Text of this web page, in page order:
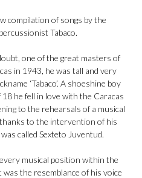
compilation of songs by the
Tabaco.
one of the great masters of
in 1943, he was tall and very
‘Tabaco’. A shoeshine boy
he fell in love with the Caracas
to the rehearsals of a musical
to the intervention of his
called Sexteto Juventud.
musical position within the
was the resemblance of his voice